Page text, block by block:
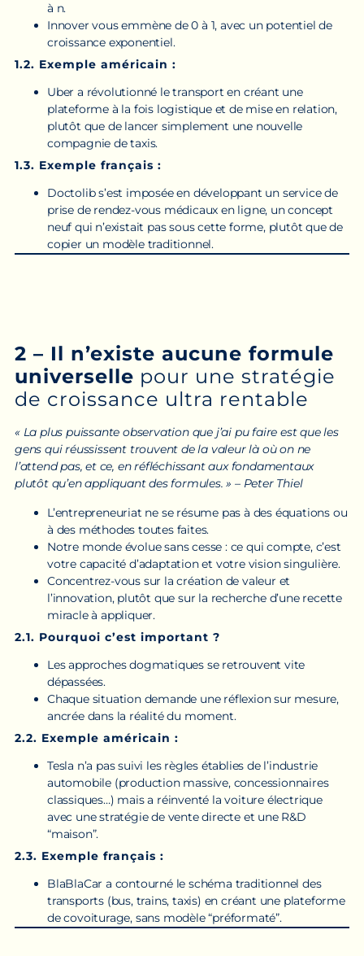
à n.
Innover vous emmène de 0 à 1, avec un potentiel de
croissance exponentiel.
1.2. Exemple américain :
Uber a révolutionné le transport en créant une
plateforme à la fois logistique et de mise en relation,
plutôt que de lancer simplement une nouvelle
compagnie de taxis.
1.3. Exemple français :
Doctolib s’est imposée en développant un service de
prise de rendez-vous médicaux en ligne, un concept
neuf qui n’existait pas sous cette forme, plutôt que de
copier un modèle traditionnel.
2 – Il n’existe aucune formule
universelle pour une stratégie
de croissance ultra rentable
« La plus puissante observation que j’ai pu faire est que les
gens qui réussissent trouvent de la valeur là où on ne
l’attend pas, et ce, en réfléchissant aux fondamentaux
plutôt qu’en appliquant des formules. » – Peter Thiel
L’entrepreneuriat ne se résume pas à des équations ou
à des méthodes toutes faites.
Notre monde évolue sans cesse : ce qui compte, c’est
votre capacité d’adaptation et votre vision singulière.
Concentrez-vous sur la création de valeur et
l’innovation, plutôt que sur la recherche d’une recette
miracle à appliquer.
2.1. Pourquoi c’est important ?
Les approches dogmatiques se retrouvent vite
dépassées.
Chaque situation demande une réflexion sur mesure,
ancrée dans la réalité du moment.
2.2. Exemple américain :
Tesla n’a pas suivi les règles établies de l’industrie
automobile (production massive, concessionnaires
classiques…) mais a réinventé la voiture électrique
avec une stratégie de vente directe et une R&D
“maison”.
2.3. Exemple français :
BlaBlaCar a contourné le schéma traditionnel des
transports (bus, trains, taxis) en créant une plateforme
de covoiturage, sans modèle “préformaté”.